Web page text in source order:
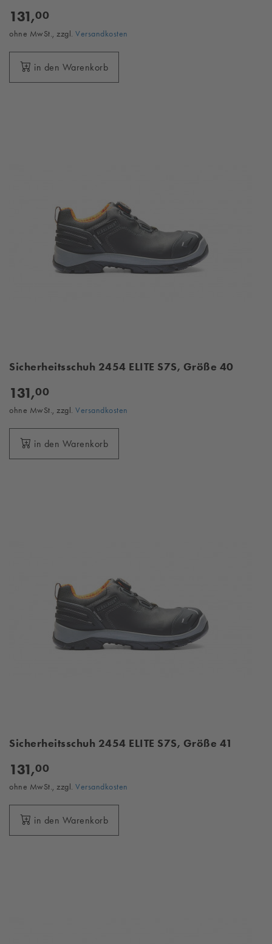
131,00
ohne MwSt., zzgl. Versandkosten
in den Warenkorb
Sicherheitsschuh 2454 ELITE S7S, Größe 40
131,00
ohne MwSt., zzgl. Versandkosten
in den Warenkorb
Sicherheitsschuh 2454 ELITE S7S, Größe 41
131,00
ohne MwSt., zzgl. Versandkosten
in den Warenkorb